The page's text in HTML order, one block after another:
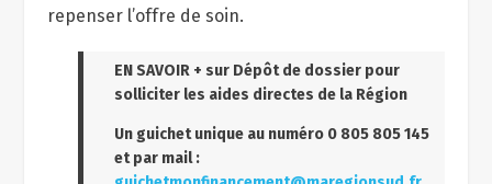
repenser l’offre de soin.
EN SAVOIR + sur Dépôt de dossier pour
solliciter les aides directes de la Région
Un guichet unique au numéro 0 805 805 145
et par mail :